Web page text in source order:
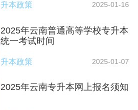
升本政策 2025-01-16
2025年云南普通高等学校专升本
统一考试时间
升本政策 2025-01-07
2025年云南专升本网上报名须知